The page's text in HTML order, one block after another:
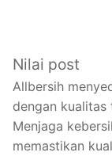
Nilai post
Allbersih
dengan kualitas
Menjaga
memastikan